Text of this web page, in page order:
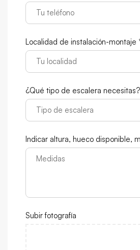
Localidad de instalación-montaje
¿Qué tipo de escalera
Indicar altura, hueco disponible,
Subir fotografía